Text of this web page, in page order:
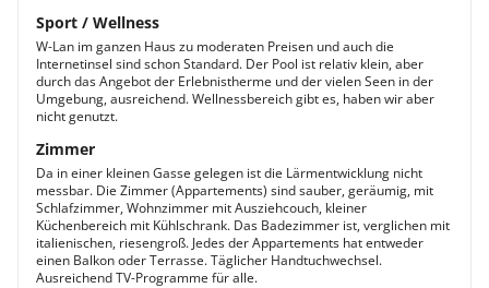
Sport / Wellness
W-Lan im ganzen Haus zu moderaten Preisen und auch die
Internetinsel sind schon Standard. Der Pool ist relativ klein, aber
durch das Angebot der Erlebnistherme und der vielen Seen in der
Umgebung, ausreichend. Wellnessbereich gibt es, haben wir aber
nicht genutzt.
Zimmer
Da in einer kleinen Gasse gelegen ist die Lärmentwicklung nicht
messbar. Die Zimmer (Appartements) sind sauber, geräumig, mit
Schlafzimmer, Wohnzimmer mit Ausziehcouch, kleiner
Küchenbereich mit Kühlschrank. Das Badezimmer ist, verglichen mit
italienischen, riesengroß. Jedes der Appartements hat entweder
einen Balkon oder Terrasse. Täglicher Handtuchwechsel.
Ausreichend TV-Programme für alle.